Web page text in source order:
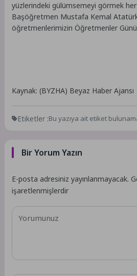
yüzlerindeki gülümsemeyi görmek
Başöğretmen Mustafa Kemal
öğretmenlerimizin Öğretmenler
Kaynak: (BYZHA) Beyaz Haber Ajansı
Etiketler :Bu yazıya ait etiket
Bir Yorum Yazın
E-posta adresiniz yayınlanmayacak.
işaretlenmişlerdir